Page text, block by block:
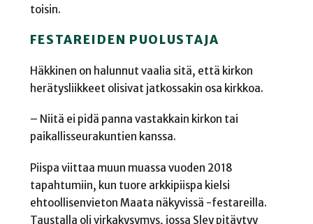
toisin.
FESTAREIDEN PUOLUSTAJA
Häkkinen on halunnut vaalia sitä, että kirkon
herätysliikkeet olisivat jatkossakin osa kirkkoa.
– Niitä ei pidä panna vastakkain kirkon tai
paikallisseurakuntien kanssa.
Piispa viittaa muun muassa vuoden 2018
tapahtumiin, kun tuore arkkipiispa kielsi
ehtoollisenvieton Maata näkyvissä -festareilla.
Taustalla oli virkakysymys, jossa Sley pitäytyy